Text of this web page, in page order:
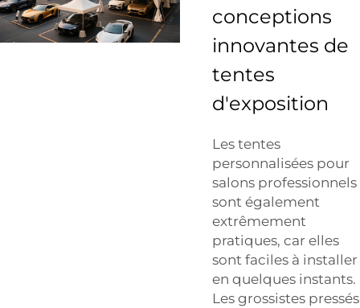
conceptions
innovantes de
tentes
d'exposition
Les tentes
personnalisées pour
salons professionnels
sont également
extrêmement
pratiques, car elles
sont faciles à installer
en quelques instants.
Les grossistes pressés